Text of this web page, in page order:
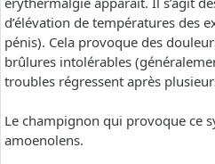
d’élévation de températures des
pénis). Cela provoque des
brûlures intolérables
troubles régressent après
Le champignon qui provoque ce
amoenolens.